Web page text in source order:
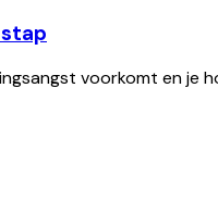
voorkomt en je